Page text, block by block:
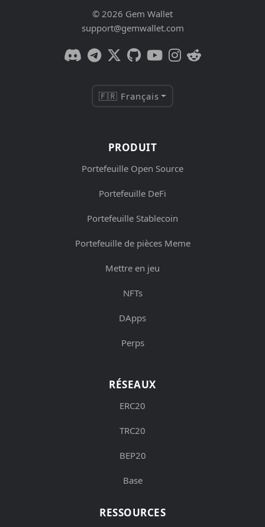
© 2026 Gem Wallet
support@gemwallet.com
🇫🇷 Français
PRODUIT
Portefeuille Open Source
Portefeuille DeFi
Portefeuille Stablecoin
Portefeuille de pièces Meme
Mettre en jeu
NFTs
DApps
Perps
RÉSEAUX
ERC20
TRC20
BEP20
Base
RESSOURCES